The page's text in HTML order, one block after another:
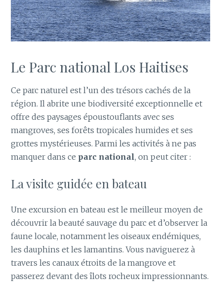
Le Parc national Los Haitises
Ce parc naturel est l’un des trésors cachés de la
région. Il abrite une biodiversité exceptionnelle et
offre des paysages époustouflants avec ses
mangroves, ses forêts tropicales humides et ses
grottes mystérieuses. Parmi les activités à ne pas
manquer dans ce parc national, on peut citer :
La visite guidée en bateau
Une excursion en bateau est le meilleur moyen de
découvrir la beauté sauvage du parc et d’observer la
faune locale, notamment les oiseaux endémiques,
les dauphins et les lamantins. Vous naviguerez à
travers les canaux étroits de la mangrove et
passerez devant des îlots rocheux impressionnants.